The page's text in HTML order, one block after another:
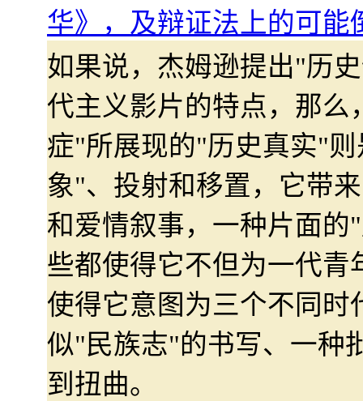
华》，及辩证法上的可能
如果说，杰姆逊提出"历
代主义影片的特点，那
症"所展现的"历史真实"
象"、投射和移置，它带
和爱情叙事，一种片面
些都使得它不但为一代
使得它意图为三个不同时
似"民族志"的书写、一种
到扭曲。